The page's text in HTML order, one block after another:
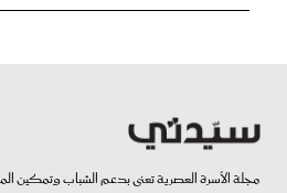
مجلة الأسرة العصرية تعنى بدعم الشباب وتمكين